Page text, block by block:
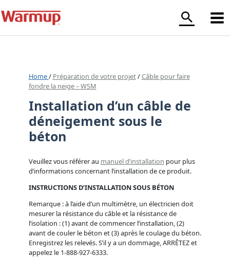
au
contenu
Home/ Préparation de votre projet/Câble pour faire
fondre la neige – WSM
Installation d’un câble de
déneigement sous le
béton
Veuillez vous référer au manuel d’installation pour plus
d’informations concernant l’installation de ce produit.
INSTRUCTIONS D’INSTALLATION SOUS BÉTON
Remarque : à l’aide d’un multimètre, un électricien doit
mesurer la résistance du câble et la résistance de
l’isolation : (1) avant de commencer l’installation, (2)
avant de couler le béton et (3) après le coulage du béton.
Enregistrez les relevés. S’il y a un dommage, ARRÊTEZ et
appelez le 1-888-927-6333.